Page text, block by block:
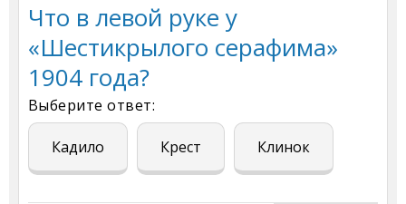
Что в левой руке у
«Шестикрылого серафима»
1904 года?
Выберите ответ:
Кадило Крест Клинок